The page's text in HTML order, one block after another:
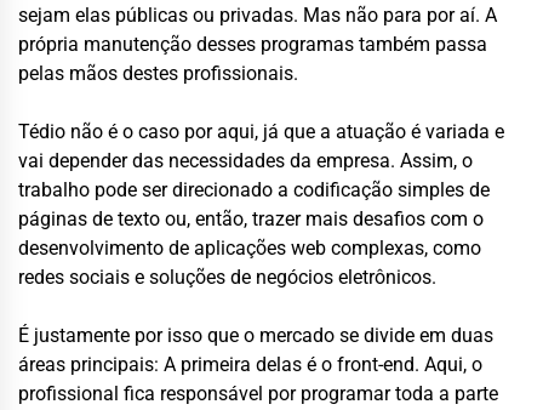
sejam elas públicas ou privadas. Mas não para por aí. A
própria manutenção desses programas também passa
pelas mãos destes profissionais.
Tédio não é o caso por aqui, já que a atuação é variada e
vai depender das necessidades da empresa. Assim, o
trabalho pode ser direcionado a codificação simples de
páginas de texto ou, então, trazer mais desafios com o
desenvolvimento de aplicações web complexas, como
redes sociais e soluções de negócios eletrônicos.
É justamente por isso que o mercado se divide em duas
áreas principais: A primeira delas é o front-end. Aqui, o
profissional fica responsável por programar toda a parte